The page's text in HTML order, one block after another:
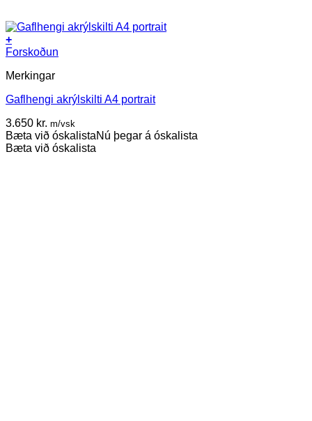
+
Forskoðun
Merkingar
Gaflhengi akrýlskilti A4 portrait
3.650 kr. m/vsk
Bæta við óskalistaNú þegar á óskalista
Bæta við óskalista